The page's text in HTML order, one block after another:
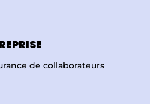
de collaborateurs